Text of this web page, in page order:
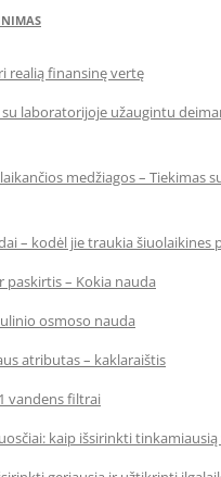
realią finansinę vertę
su laboratorijoje užaugintu
medžiagos – Tiekimas
– kodėl jie traukia šiuolaikines
paskirtis – Kokia nauda
osmoso nauda
atributas – kaklaraištis
vandens filtrai
kaip išsirinkti tinkamiausią